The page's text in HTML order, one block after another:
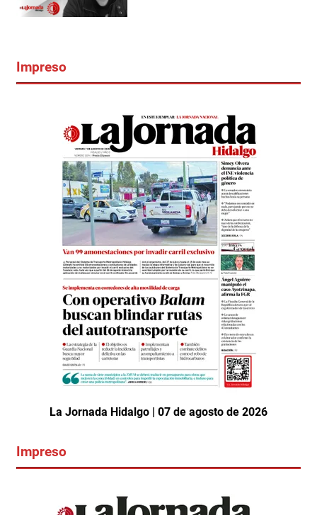
Impreso
La Jornada Hidalgo | 07 de agosto de 2026
Impreso